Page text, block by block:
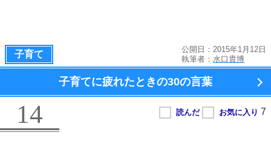
子育て
公開日：2015年1月12日
執筆者： 水口貴博
子育てに疲れたときの30の言葉
14